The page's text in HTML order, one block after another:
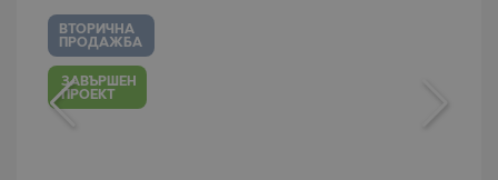
ВТОРИЧНА
ПРОДАЖБА
ЗАВЪРШЕН
ПРОЕКТ